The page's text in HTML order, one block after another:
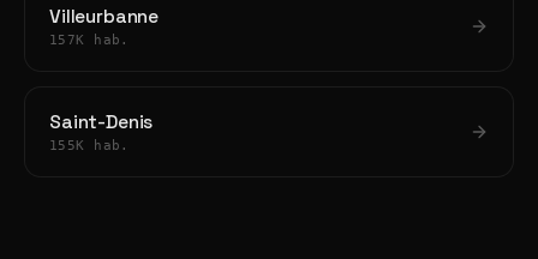
Villeurbanne
157K hab.
Saint-Denis
155K hab.